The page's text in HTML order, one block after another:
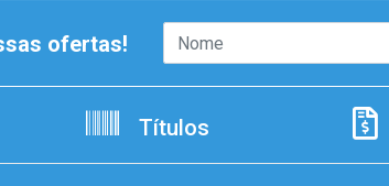
ofertas!
Títulos